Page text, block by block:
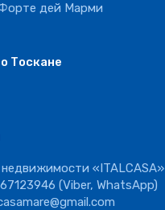
дей Марми
Тоскане
недвижимости «ITALCASA»
(Viber, WhatsApp)